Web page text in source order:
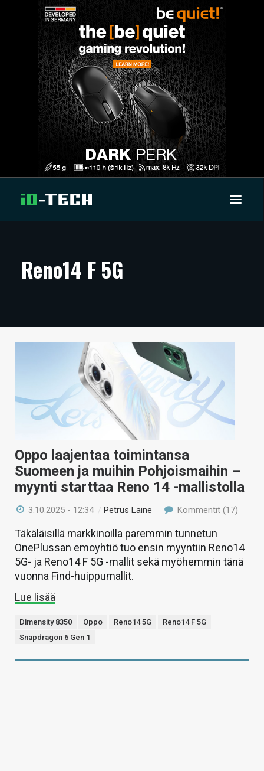
ARTIKKELIT
TECHBBS
KAUPPA
VAIHDA TEEMA
HAKU
Reno14 F 5G
Oppo laajentaa toimintansa
Suomeen ja muihin Pohjoismaihin –
myynti starttaa Reno 14 -mallistolla
3.10.2025 - 12:34 /Petrus Laine Kommentit (17)
Täkäläisillä markkinoilla paremmin tunnetun
OnePlussan emoyhtiö tuo ensin myyntiin Reno14
5G- ja Reno14 F 5G -mallit sekä myöhemmin tänä
vuonna Find-huippumallit.
Lue lisää
Dimensity 8350 Oppo Reno14 5G
Reno14 F 5G
Snapdragon 6 Gen 1